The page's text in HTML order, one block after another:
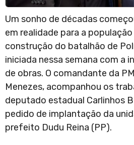
Um sonho de décadas
em realidade para a
construção do batalhão de
iniciada nessa semana com a
de obras. O comandante da
Menezes, acompanhou os
deputado estadual Carlinhos
pedido de implantação da
prefeito Dudu Reina (PP).